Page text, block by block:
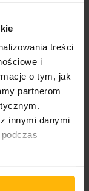
treści
i
o tym, jak
partnerom
innymi danymi